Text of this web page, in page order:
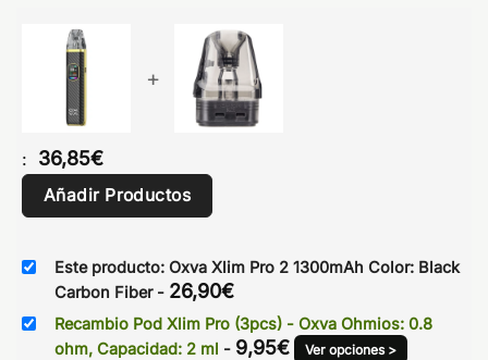
+
: 36,85€
Añadir Productos
Este producto: Oxva Xlim Pro 2 1300mAh Color: Black
Carbon Fiber - 26,90€
Recambio Pod Xlim Pro (3pcs) - Oxva Ohmios: 0.8
ohm, Capacidad: 2 ml - 9,95€ Ver opciones >